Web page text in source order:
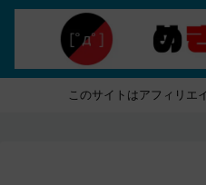
このサイトはアフィリエ